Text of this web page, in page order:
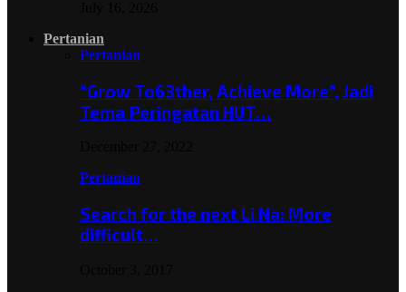
Pertanian
Pertanian
“Grow To63ther, Achieve More”, Jadi
Tema Peringatan HUT…
Pertanian
Search for the next Li Na: More
difficult…